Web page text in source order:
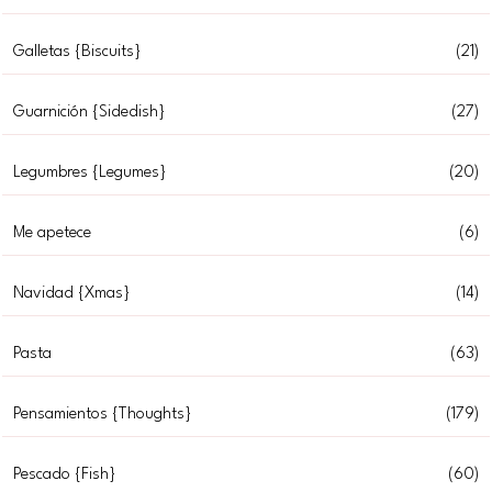
Galletas {Biscuits} (21)
Guarnición {Sidedish} (27)
Legumbres {Legumes} (20)
Me apetece (6)
Navidad {Xmas} (14)
Pasta (63)
Pensamientos {Thoughts} (179)
Pescado {Fish} (60)